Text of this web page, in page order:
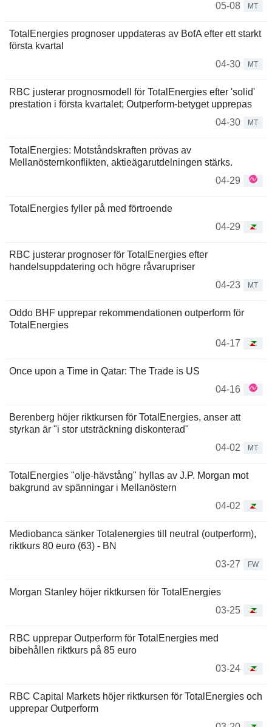
05-08
MT
TotalEnergies prognoser uppdateras av BofA efter ett starkt
första kvartal
04-30
MT
RBC justerar prognosmodell för TotalEnergies efter 'solid'
prestation i första kvartalet; Outperform-betyget upprepas
04-30
MT
TotalEnergies: Motståndskraften prövas av
Mellanösternkonflikten, aktieägarutdelningen stärks.
04-29
TotalEnergies fyller på med förtroende
04-29
RBC justerar prognoser för TotalEnergies efter
handelsuppdatering och högre råvarupriser
04-23
MT
Oddo BHF upprepar rekommendationen outperform för
TotalEnergies
04-17
Once upon a Time in Qatar: The Trade is US
04-16
Berenberg höjer riktkursen för TotalEnergies, anser att
styrkan är "i stor utsträckning diskonterad"
04-02
MT
TotalEnergies "olje-hävstång" hyllas av J.P. Morgan mot
bakgrund av spänningar i Mellanöstern
04-02
Mediobanca sänker Totalenergies till neutral (outperform),
riktkurs 80 euro (63) - BN
03-27
FW
Morgan Stanley höjer riktkursen för TotalEnergies
03-25
RBC upprepar Outperform för TotalEnergies med
bibehållen riktkurs på 85 euro
03-24
RBC Capital Markets höjer riktkursen för TotalEnergies och
upprepar Outperform